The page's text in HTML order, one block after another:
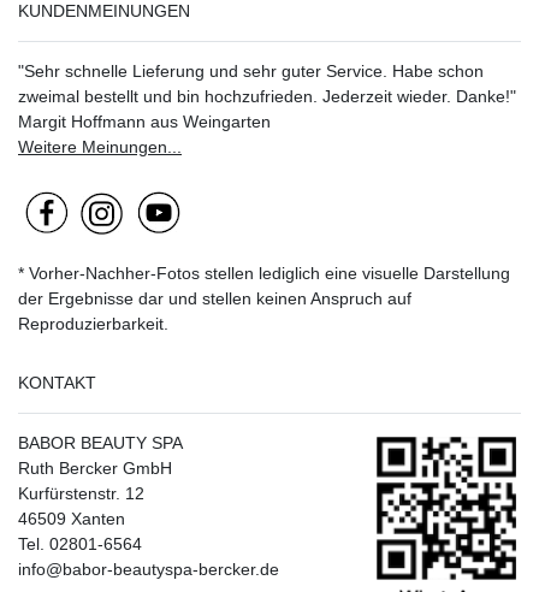
KUNDENMEINUNGEN
"Sehr schnelle Lieferung und sehr guter Service. Habe schon
zweimal bestellt und bin hochzufrieden. Jederzeit wieder. Danke!"
Margit Hoffmann aus Weingarten
Weitere Meinungen...
* Vorher-Nachher-Fotos stellen lediglich eine visuelle Darstellung
der Ergebnisse dar und stellen keinen Anspruch auf
Reproduzierbarkeit.
KONTAKT
BABOR BEAUTY SPA
Ruth Bercker GmbH
Kurfürstenstr. 12
46509 Xanten
Tel. 02801-6564
info@babor-beautyspa-bercker.de